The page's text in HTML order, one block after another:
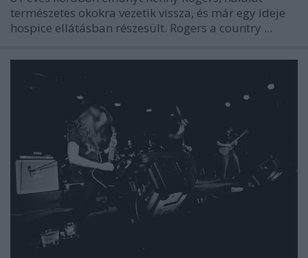
természetes okokra vezetik vissza, és már egy ideje
hospice ellátásban részesült. Rogers a country ...